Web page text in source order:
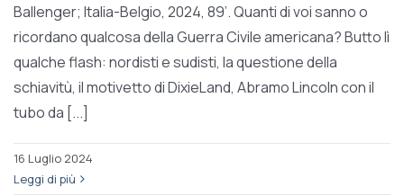
Ballenger; Italia-Belgio, 2024, 89’. Quanti di voi sanno o
ricordano qualcosa della Guerra Civile americana? Butto lì
qualche flash: nordisti e sudisti, la questione della
schiavitù, il motivetto di DixieLand, Abramo Lincoln con il
tubo da [...]
16 Luglio 2024
Leggi di più